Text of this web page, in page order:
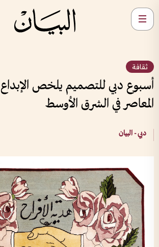
ثقافة
أسبوع دبي للتصميم يلخص
المعاصر في الشرق الأوسط
دبي - البيان